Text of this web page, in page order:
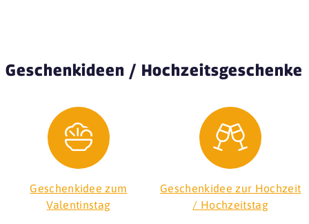
Geschenkideen / Hochzeitsgeschenke
Geschenkidee zum
Valentinstag
Geschenkidee zur Hochzeit
/ Hochzeitstag